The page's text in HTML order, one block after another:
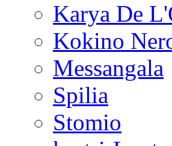
Karya De
Kokino
Messangala
Spilia
Stomio